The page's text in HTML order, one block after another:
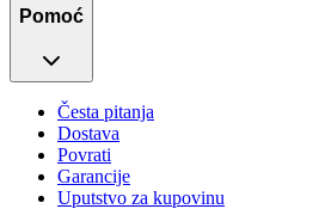
Pomoć
Česta pitanja
Dostava
Povrati
Garancije
Uputstvo za kupovinu